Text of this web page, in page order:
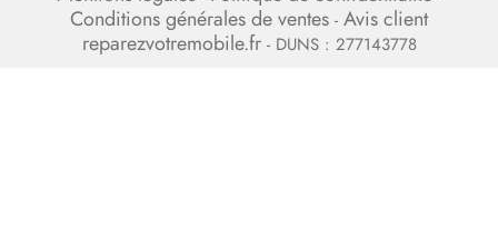
Conditions générales de ventes - Avis client
reparezvotremobile.fr- DUNS : 277143778